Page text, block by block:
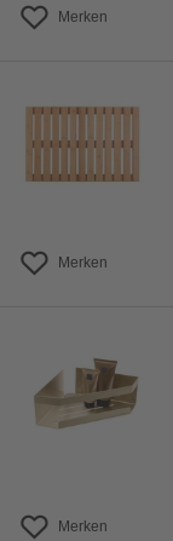
Merken
Merken
Merken